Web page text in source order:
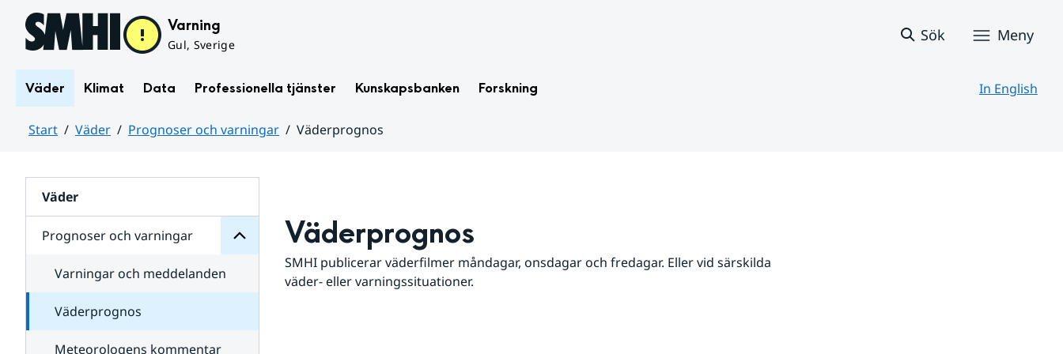
Hoppa till sidans innehåll Varning
Gul, Sverige
Sök Meny
Väder Klimat Data Professionella tjänster Kunskapsbanken Forskning In English
Start Väder Prognoser och varningar
Väderprognos
Väder
Prognoser och varningar
för
varningar
Varningar och meddelanden
Väderprognos
Meteorologens kommentar
Väderprognos
SMHI publicerar väderfilmer måndagar, onsdagar och fredagar. Eller vid särskilda
väder- eller varningssituationer.